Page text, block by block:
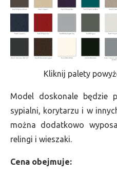
Kliknij palety
Model doskonale będzie
sypialni, korytarzu i w
można dodatkowo
relingi i wieszaki.
Cena obejmuje: